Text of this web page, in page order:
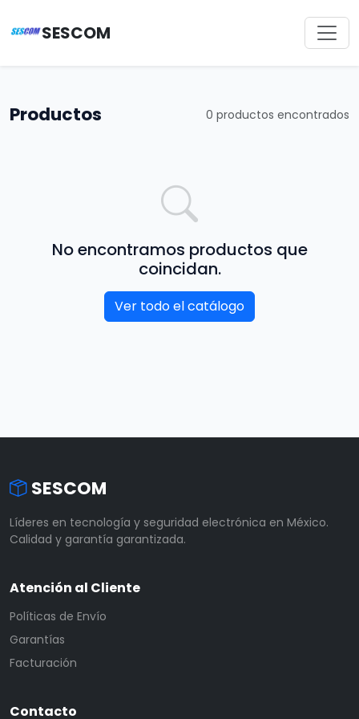
SESCOM
Productos 0 productos encontrados
No encontramos productos que
coincidan.
Ver todo el catálogo
SESCOM
Líderes en tecnología y seguridad electrónica en México.
Calidad y garantía garantizada.
Atención al Cliente
Políticas de Envío
Garantías
Facturación
Contacto